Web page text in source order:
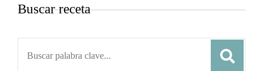
Buscar receta
for: